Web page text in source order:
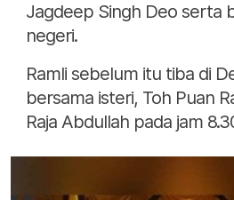
Jagdeep Singh Deo serta
negeri.
Ramli sebelum itu tiba di
bersama isteri, Toh Puan
Raja Abdullah pada jam